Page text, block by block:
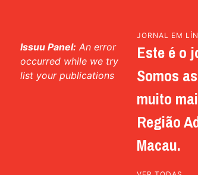
Issuu Panel: An error
occurred while we try
list your publications
JORNAL EM
Este é o
Somos
muito
Região
Macau.